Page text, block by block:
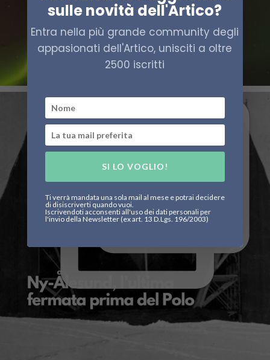
sulle novità dell'Artico?
Entra nella più grande community degli
appasionati dell'Artico, unisciti a oltre
2500 iscritti
SI LO VOGLIO!
Ti verrà mandata una sola mail al mese e potrai decidere
di disiscriverti quando vuoi.
Iscrivendoti acconsenti all'uso dei dati personali per
l'invio della Newsletter (ex art. 13 D.Lgs. 196/2003)